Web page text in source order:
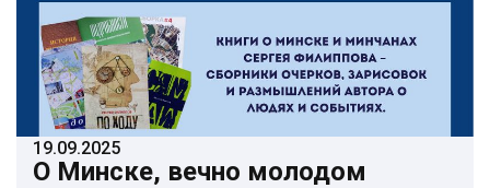
19.09.2025
О Минске, вечно молодом